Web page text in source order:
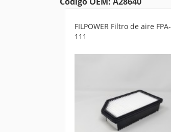
FILPOWER Filtro de aire FPA-
111